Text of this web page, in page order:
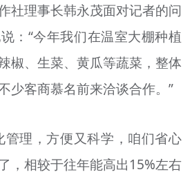
社理事长韩永茂面对记者的问
：“今年我们在温室大棚种植
椒、生菜、黄瓜等蔬菜，整体
少客商慕名前来洽谈合作。”
管理，方便又科学，咱们省心
，相较于往年能高出15%左右